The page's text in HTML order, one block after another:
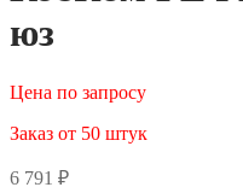
юз
Цена по запросу
Заказ от 50 штук
6 791 ₽